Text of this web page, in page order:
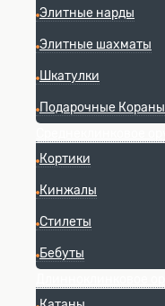
Элитные нарды
Элитные шахматы
Шкатулки
Подарочные Кораны
Кортики
Кинжалы
Стилеты
Бебуты